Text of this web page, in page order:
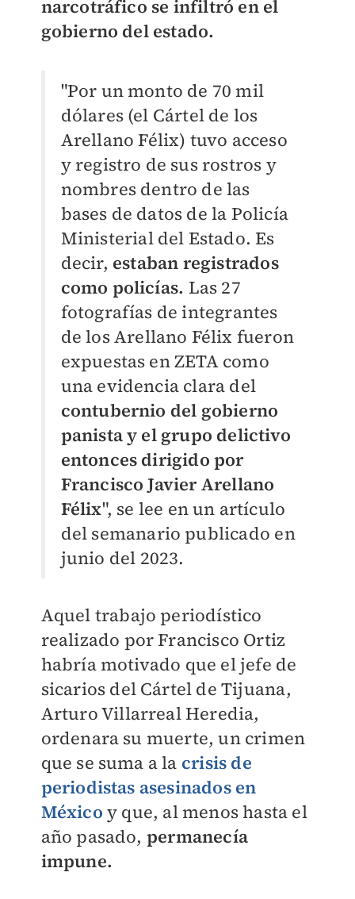
narcotráfico se infiltró en el
gobierno del estado.
"Por un monto de 70 mil
dólares (el Cártel de los
Arellano Félix) tuvo acceso
y registro de sus rostros y
nombres dentro de las
bases de datos de la Policía
Ministerial del Estado. Es
decir, estaban registrados
como policías. Las 27
fotografías de integrantes
de los Arellano Félix fueron
expuestas en ZETA como
una evidencia clara del
contubernio del gobierno
panista y el grupo delictivo
entonces dirigido por
Francisco Javier Arellano
Félix", se lee en un artículo
del semanario publicado en
junio del 2023.
Aquel trabajo periodístico
realizado por Francisco Ortiz
habría motivado que el jefe de
sicarios del Cártel de Tijuana,
Arturo Villarreal Heredia,
ordenara su muerte, un crimen
que se suma a la crisis de
periodistas asesinados en
México y que, al menos hasta el
año pasado, permanecía
impune.